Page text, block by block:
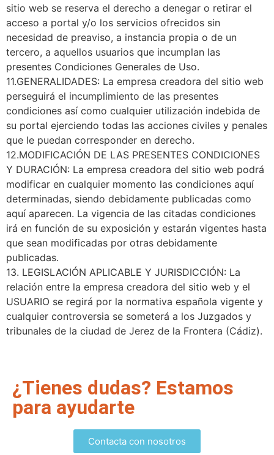
sitio web se reserva el derecho a denegar o retirar el
acceso a portal y/o los servicios ofrecidos sin
necesidad de preaviso, a instancia propia o de un
tercero, a aquellos usuarios que incumplan las
presentes Condiciones Generales de Uso.
11.GENERALIDADES: La empresa creadora del sitio web
perseguirá el incumplimiento de las presentes
condiciones así como cualquier utilización indebida de
su portal ejerciendo todas las acciones civiles y penales
que le puedan corresponder en derecho.
12.MODIFICACIÓN DE LAS PRESENTES CONDICIONES
Y DURACIÓN: La empresa creadora del sitio web podrá
modificar en cualquier momento las condiciones aquí
determinadas, siendo debidamente publicadas como
aquí aparecen. La vigencia de las citadas condiciones
irá en función de su exposición y estarán vigentes hasta
que sean modificadas por otras debidamente
publicadas.
13. LEGISLACIÓN APLICABLE Y JURISDICCIÓN: La
relación entre la empresa creadora del sitio web y el
USUARIO se regirá por la normativa española vigente y
cualquier controversia se someterá a los Juzgados y
tribunales de la ciudad de Jerez de la Frontera (Cádiz).
¿Tienes dudas? Estamos
para ayudarte
Contacta con nosotros